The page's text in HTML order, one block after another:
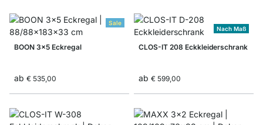
Sale
BOON 3x5 Eckregal
ab € 535,00
Nach Maß
CLOS-IT 208 Eckkleiderschrank
ab € 599,00